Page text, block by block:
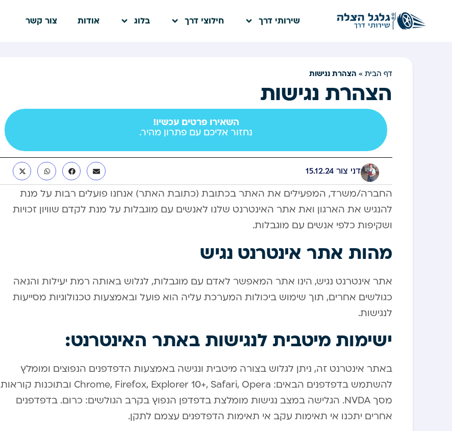
שירותי דרך חילוצי דרך בלוג אודות צור קשר
דף הבית » הצהרת נגישות
הצהרת נגישות
השאירו פרטים עכשיו!
נחזור אליכם עם פתרון מהיר.
דני צור 15.12.24
החברה/משרד, המפעילים את האתר בכתובת (כתובת האתר) אנחנו פועלים רבות על מנת
להנגיש את הארגון ואת אתר האינטרנט שלנו לאנשים עם מוגבלות על מנת לקדם שוויון זכויות
ושקיפות כלפי אנשים עם מוגבלות.
מהות אתר אינטרנט נגיש
אתר אינטרנט נגיש, הינו אתר המאפשר לאדם עם מוגבלות, לגלוש באותה רמת יעילות והנאה
כגולשים אחרים, תוך שימוש ביכולות המערכת עליה הוא פועל ובאמצעות טכנולוגיות מסייעות
לנגישות.
ישימות מיטבית לנגישות באתר האינטרנט:
באתר אינטרנט זה, ניתן לגלוש בצורה מיטבית ונגישה באמצעות הדפדפנים הנפוצים ומומלץ
להשתמש בדפדפנים הבאים: Chrome, Firefox, Explorer 10+, Safari, Opera ובתוכנות קוראות
מסך NVDA. הגלישה במצב נגישות מומלצת בדפדפן הנפוץ בקרב הגולשים: כרום. בדפדפנים
אחרים יתכנו אי תאימות עקב אי תאימות הדפדפנים עצמם לתקן.